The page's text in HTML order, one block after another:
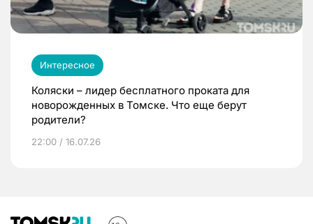
Интересное
Коляски – лидер бесплатного проката для
новорожденных в Томске. Что еще берут
родители?
22:00 / 16.07.26